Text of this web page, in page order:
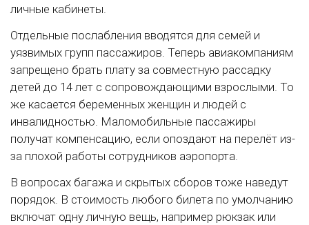
личные кабинеты.
Отдельные послабления вводятся для семей и
уязвимых групп пассажиров. Теперь авиакомпаниям
запрещено брать плату за совместную рассадку
детей до 14 лет с сопровождающими взрослыми. То
же касается беременных женщин и людей с
инвалидностью. Маломобильные пассажиры
получат компенсацию, если опоздают на перелёт из-
за плохой работы сотрудников аэропорта.
В вопросах багажа и скрытых сборов тоже наведут
порядок. В стоимость любого билета по умолчанию
включат одну личную вещь, например рюкзак или